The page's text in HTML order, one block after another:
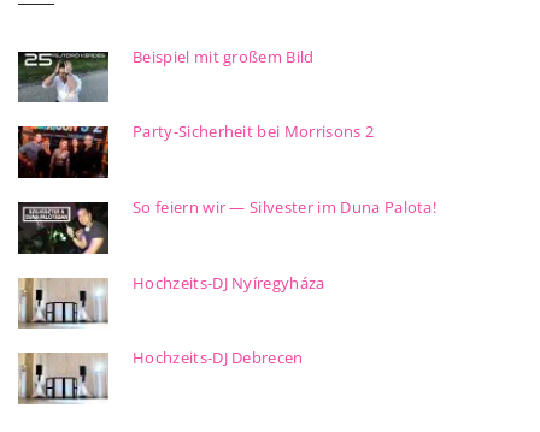
Beispiel mit großem Bild
Party-Sicherheit bei Morrisons 2
So feiern wir — Silvester im Duna Palota!
Hochzeits-DJ Nyíregyháza
Hochzeits-DJ Debrecen